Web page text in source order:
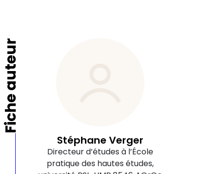
Fiche auteur
Stéphane Verger
Directeur d’études à l’École
pratique des hautes études,